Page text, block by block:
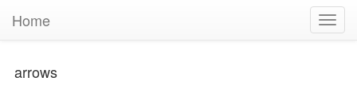
Home
arrows